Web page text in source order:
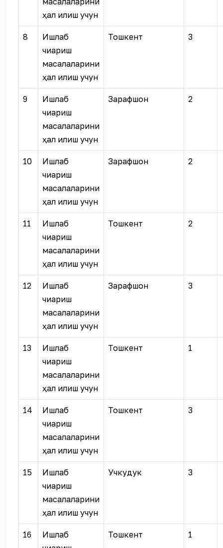
ҳал қилиш учун
8
Ишлаб
чиқариш
масалаларини
ҳал қилиш учун
Тошкент 3
9
Ишлаб
чиқариш
масалаларини
ҳал қилиш учун
Зарафшон 2
10
Ишлаб
чиқариш
масалаларини
ҳал қилиш учун
Зарафшон 2
11
Ишлаб
чиқариш
масалаларини
ҳал қилиш учун
Тошкент 2
12
Ишлаб
чиқариш
масалаларини
ҳал қилиш учун
Зарафшон 3
13
Ишлаб
чиқариш
масалаларини
ҳал қилиш учун
Тошкент 1
14
Ишлаб
чиқариш
масалаларини
ҳал қилиш учун
Тошкент 3
15
Ишлаб
чиқариш
масалаларини
ҳал қилиш учун
Учкудук 3
16
Ишлаб
Тошкент 1